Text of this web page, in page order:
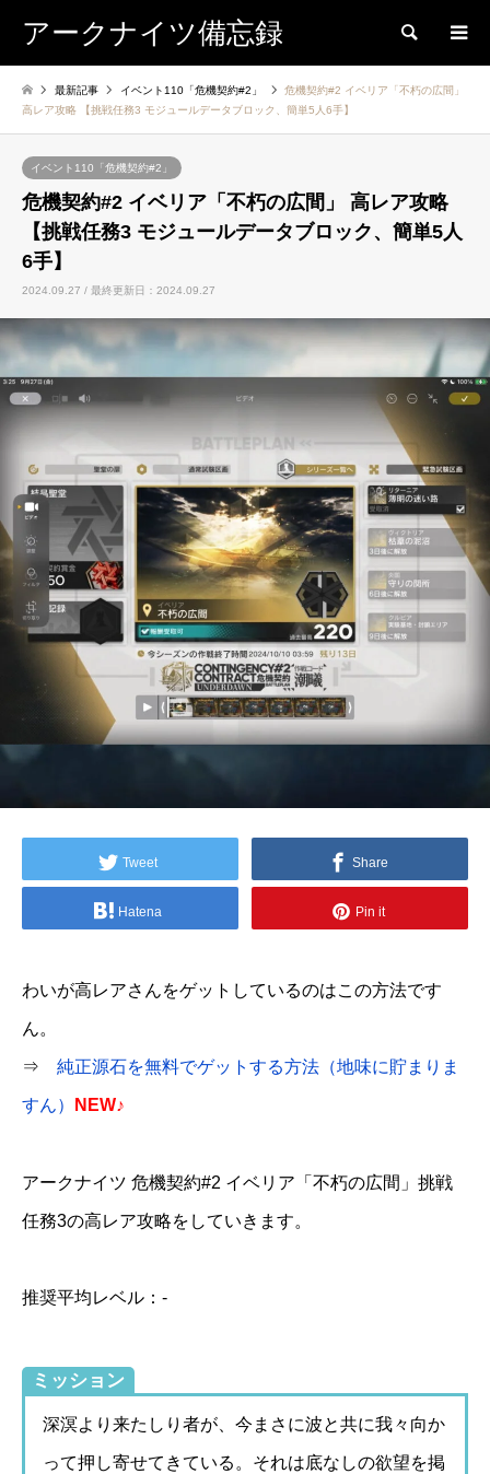
アークナイツ備忘録 検索
最新記事 イベント110「危機契約#2」
危機契約#2 イベリア「不朽の広間」
高レア攻略 【挑戦任務3 モジュールデータブロック、簡単5人6手】
イベント110「危機契約#2」
危機契約#2 イベリア「不朽の広間」 高レア攻略
【挑戦任務3 モジュールデータブロック、簡単5人
6手】
2024.09.27 / 最終更新日：2024.09.27
Tweet Share
Hatena Pin it
わいが高レアさんをゲットしているのはこの方法です
ん。
⇒ 純正源石を無料でゲットする方法（地味に貯まりま
すん） NEW♪
アークナイツ 危機契約#2 イベリア「不朽の広間」挑戦
任務3の高レア攻略をしていきます。
推奨平均レベル：-
ミッション
深溟より来たしり者が、今まさに波と共に我々向か
って押し寄せてきている。それは底なしの欲望を掲